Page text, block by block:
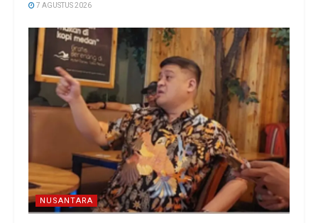
7 AGUSTUS 2026
NUSANTARA